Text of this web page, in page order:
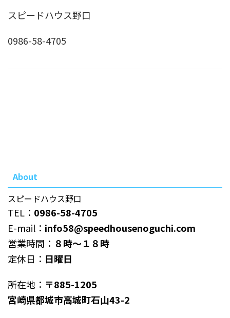
スピードハウス野口
0986-58-4705
About
スピードハウス野口
TEL： 0986-58-4705
E-mail： info58@speedhousenoguchi.com
営業時間： ８時～１８時
定休日： 日曜日
所在地： 〒885-1205
宮崎県都城市高城町石山43-2